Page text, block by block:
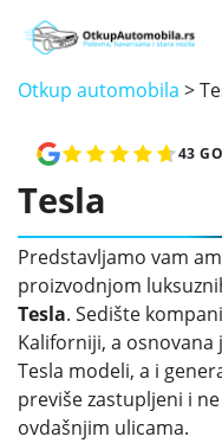
Otkup automobila >
43
Tesla
Predstavljamo vam
proizvodnjom
Tesla. Sedište
Kaliforniji, a osnovana
Tesla modeli, a i
previše zastupljeni i
ovdašnjim ulicama.